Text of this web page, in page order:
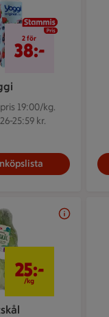
19:00/kg.
25:59 kr.
2 för 38 kr
2 för
38:-
25:-
/kg